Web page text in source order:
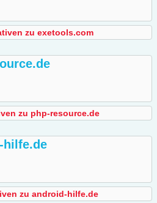
zu exetools.com
zu php-resource.de
hilfe.de
zu android-hilfe.de